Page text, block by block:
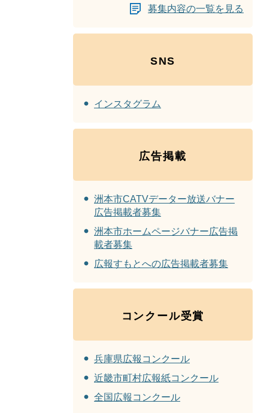
募集内容の一覧を見る
SNS
インスタグラム
広告掲載
洲本市CATVデーター放送バナー
広告掲載者募集
洲本市ホームページバナー広告掲
載者募集
広報すもとへの広告掲載者募集
コンクール受賞
兵庫県広報コンクール
近畿市町村広報紙コンクール
全国広報コンクール